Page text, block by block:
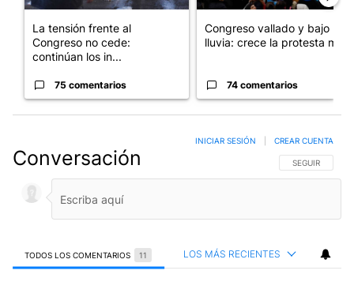
La tensión frente al
Congreso no cede:
continúan los in...
75 comentarios
Congreso vallado y bajo la
lluvia: crece la protesta mi...
74 comentarios
Conversación SIGA ESTA
SEGUIR
INICIAR SESIÓN CREAR CUENTA
TODOS LOS COMENTARIOS 11 LOS MÁS RECIENTES